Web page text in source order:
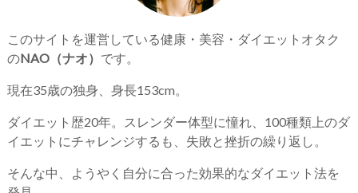
このサイトを運営している健康・美容・ダイエットオタク
のNAO（ナオ） です。
現在35歳の独身、身長153cm。
ダイエット歴20年。スレンダー体型に憧れ、100種類上のダ
イエットにチャレンジするも、失敗と挫折の繰り返し。
そんな中、ようやく自分に合った効果的なダイエット法を